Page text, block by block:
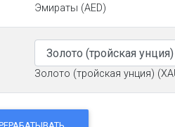
Эмираты (AED)
Золото (тройская унция)